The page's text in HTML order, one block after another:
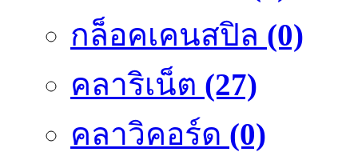
กล็อคเคนสปิล (0)
คลาริเน็ต (27)
คลาวิคอร์ด (0)